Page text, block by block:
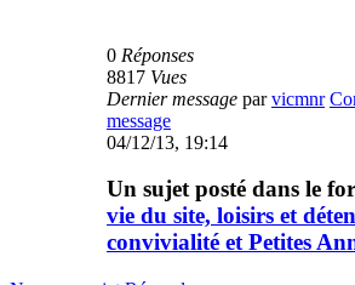
0 Réponses
8817 Vues
Dernier message parvicmnr
message
04/12/13, 19:14
Un sujet posté dans le
vie du site, loisirs et
convivialité et Petites